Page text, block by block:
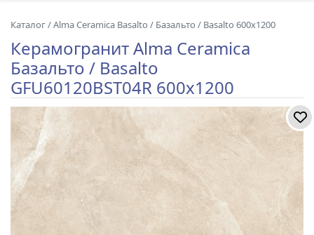
Каталог/Alma Ceramica Basalto / Базальто / Basalto 600x1200
Керамогранит Alma Ceramica
Базальто / Basalto
GFU60120BST04R 600x1200